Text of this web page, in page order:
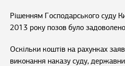
Рішенням Господарського суду
2013 року позов було
Оскільки коштів на рахунках
виконання наказу суду,